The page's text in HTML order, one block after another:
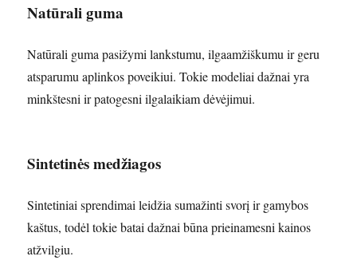
Natūrali guma
Natūrali guma pasižymi lankstumu, ilgaamžiškumu ir geru
atsparumu aplinkos poveikiui. Tokie modeliai dažnai yra
minkštesni ir patogesni ilgalaikiam dėvėjimui.
Sintetinės medžiagos
Sintetiniai sprendimai leidžia sumažinti svorį ir gamybos
kaštus, todėl tokie batai dažnai būna prieinamesni kainos
atžvilgiu.